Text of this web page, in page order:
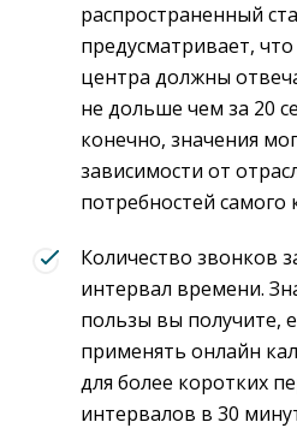
распространенный
предусматривает,
центра должны
не дольше чем за 20
конечно, значения
зависимости от
потребностей самого
Количество звонков
интервал времени.
пользы вы получите,
применять онлайн
для более коротких
интервалов в 30